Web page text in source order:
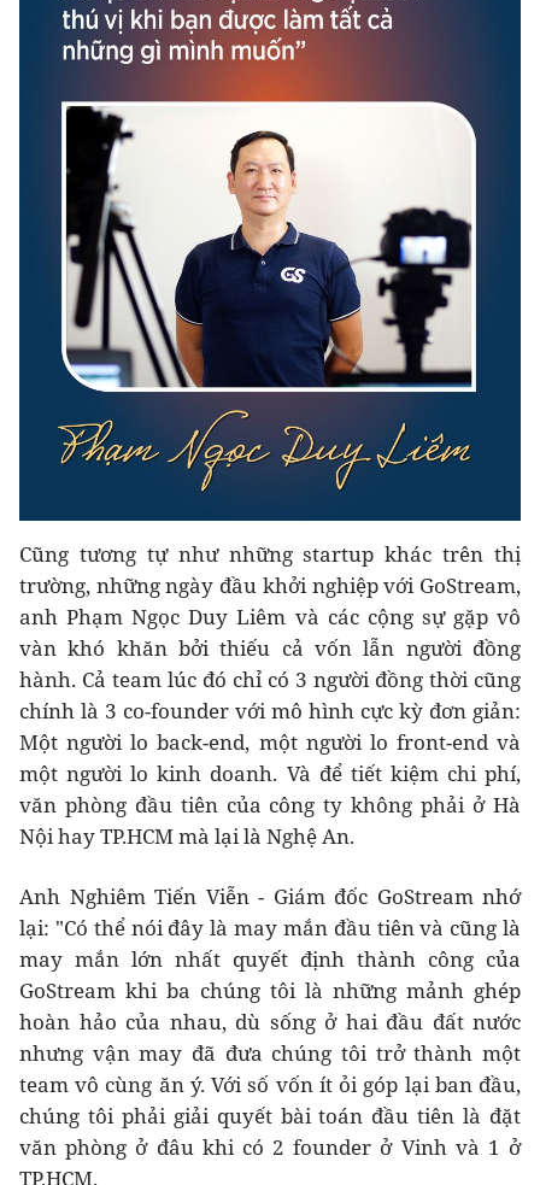
Cũng tương tự như những startup khác trên thị
trường, những ngày đầu khởi nghiệp với GoStream,
anh Phạm Ngọc Duy Liêm và các cộng sự gặp vô
vàn khó khăn bởi thiếu cả vốn lẫn người đồng
hành. Cả team lúc đó chỉ có 3 người đồng thời cũng
chính là 3 co-founder với mô hình cực kỳ đơn giản:
Một người lo back-end, một người lo front-end và
một người lo kinh doanh. Và để tiết kiệm chi phí,
văn phòng đầu tiên của công ty không phải ở Hà
Nội hay TP.HCM mà lại là Nghệ An.
Anh Nghiêm Tiến Viễn - Giám đốc GoStream nhớ
lại: "Có thể nói đây là may mắn đầu tiên và cũng là
may mắn lớn nhất quyết định thành công của
GoStream khi ba chúng tôi là những mảnh ghép
hoàn hảo của nhau, dù sống ở hai đầu đất nước
nhưng vận may đã đưa chúng tôi trở thành một
team vô cùng ăn ý. Với số vốn ít ỏi góp lại ban đầu,
chúng tôi phải giải quyết bài toán đầu tiên là đặt
văn phòng ở đâu khi có 2 founder ở Vinh và 1 ở
TP.HCM.